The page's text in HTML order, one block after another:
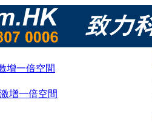
增一倍空間
增一倍空間